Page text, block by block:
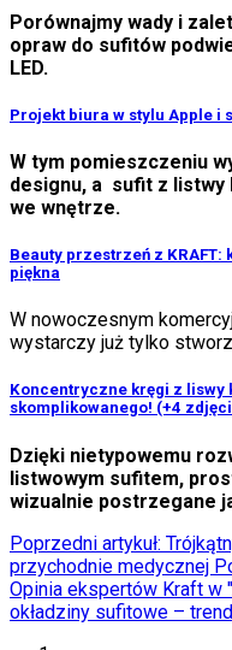
Porównajmy wady i
opraw do sufitów
LED.
Projekt biura w stylu Apple i
W tym pomieszczeniu
designu, a sufit z listwy
we wnętrze.
Beauty przestrzeń z
piękna
W nowoczesnym
wystarczy już tylko
Koncentryczne kręgi z
skomplikowanego! (+4
Dzięki nietypowemu
listwowym sufitem,
wizualnie postrzegane
Poprzedni artykuł:
przychodnie medycznej
Opinia ekspertów Kraft w
okładziny sufitowe –